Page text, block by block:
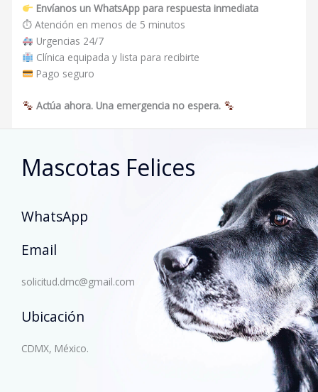
Envíanos un WhatsApp para respuesta inmediata
⏱ Atención en menos de 5 minutos
Urgencias 24/7
Clínica equipada y lista para recibirte
Pago seguro
Actúa ahora. Una emergencia no espera.
Mascotas Felices
WhatsApp
Email
solicitud.dmc@gmail.com
Ubicación
CDMX, México.